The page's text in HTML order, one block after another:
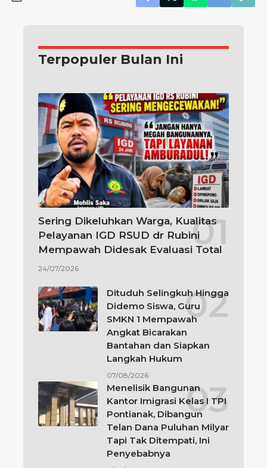
Terpopuler Bulan Ini
Sering Dikeluhkan Warga, Kualitas
Pelayanan IGD RSUD dr Rubini
Mempawah Didesak Evaluasi Total
24/07/2026
Dituduh Selingkuh Hingga
Didemo Siswa, Guru
SMKN 1 Mempawah
Angkat Bicarakan
Bantahan dan Siapkan
Langkah Hukum
07/08/2026
Menelisik Bangunan
Kantor Imigrasi Kelas I TPI
Pontianak, Dibangun
Telan Dana Puluhan Milyar
Tapi Tak Ditempati, Ini
Penyebabnya